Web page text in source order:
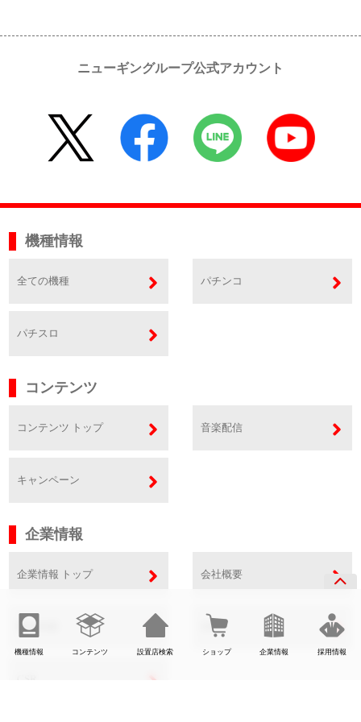
機種情報 コンテンツ 設置店検索 ショップ 企業情報 採用情報
ニューギングループ公式アカウント
機種情報
全ての機種 パチンコ
パチスロ
コンテンツ
コンテンツ トップ 音楽配信
キャンペーン
企業情報
企業情報 トップ 会社概要
事業内容 SDGs